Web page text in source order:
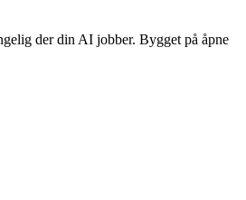
der din AI jobber. Bygget på åpne